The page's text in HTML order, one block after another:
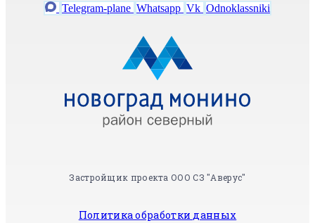
Telegram-plane Whatsapp Vk Odnoklassniki
Застройщик проекта ООО СЗ "Аверус"
Политика обработки данных